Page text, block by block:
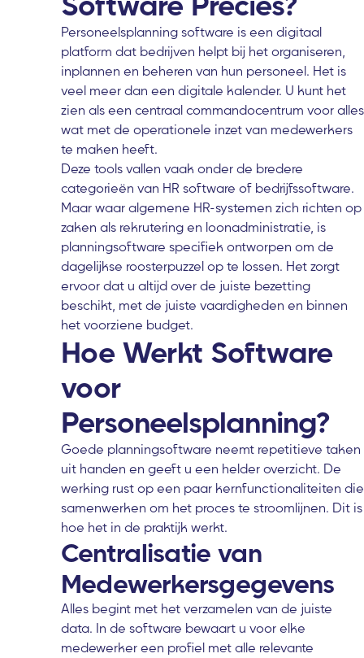
Personeelsplanning software is een digitaal
platform dat bedrijven helpt bij het organiseren,
inplannen en beheren van hun personeel. Het is
veel meer dan een digitale kalender. U kunt het
zien als een centraal commandocentrum voor alles
wat met de operationele inzet van medewerkers
te maken heeft.
Deze tools vallen vaak onder de bredere
categorieën van HR software of bedrijfssoftware.
Maar waar algemene HR-systemen zich richten op
zaken als rekrutering en loonadministratie, is
planningsoftware specifiek ontworpen om de
dagelijkse roosterpuzzel op te lossen. Het zorgt
ervoor dat u altijd over de juiste bezetting
beschikt, met de juiste vaardigheden en binnen
het voorziene budget.
Hoe Werkt Software
voor
Personeelsplanning?
Goede planningsoftware neemt repetitieve taken
uit handen en geeft u een helder overzicht. De
werking rust op een paar kernfunctionaliteiten die
samenwerken om het proces te stroomlijnen. Dit is
hoe het in de praktijk werkt.
Centralisatie van
Medewerkersgegevens
Alles begint met het verzamelen van de juiste
data. In de software bewaart u voor elke
medewerker een profiel met alle relevante